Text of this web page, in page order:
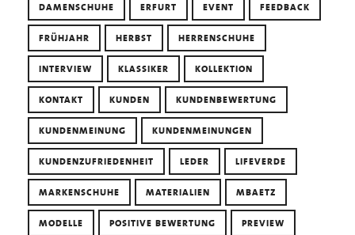
DAMENSCHUHE ERFURT EVENT FEEDBACK
FRÜHJAHR HERBST HERRENSCHUHE
INTERVIEW KLASSIKER KOLLEKTION
KONTAKT KUNDEN KUNDENBEWERTUNG
KUNDENMEINUNG KUNDENMEINUNGEN
KUNDENZUFRIEDENHEIT LEDER LIFEVERDE
MARKENSCHUHE MATERIALIEN MBAETZ
MODELLE POSITIVE BEWERTUNG PREVIEW